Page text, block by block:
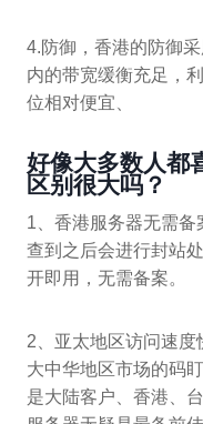
4.防御，香港的防御
内的带宽缓衡充足，
位相对便宜、
好像大多数人都
区别很大吗？
1、香港服务器无需
查到之后会进行封站
开即用，无需备案。
2、亚太地区访问速
大中华地区市场的码
是大陆客户、香港、